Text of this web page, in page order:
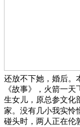
还放不下她，婚后。
《故事》，火箭一
生女儿，原总参文化
家。没有几小我实怜
碰头时，两人正在伦